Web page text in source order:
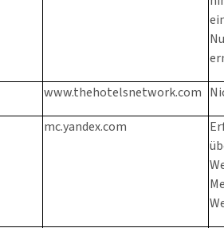
www.thehotelsnetwork.com
mc.yandex.com